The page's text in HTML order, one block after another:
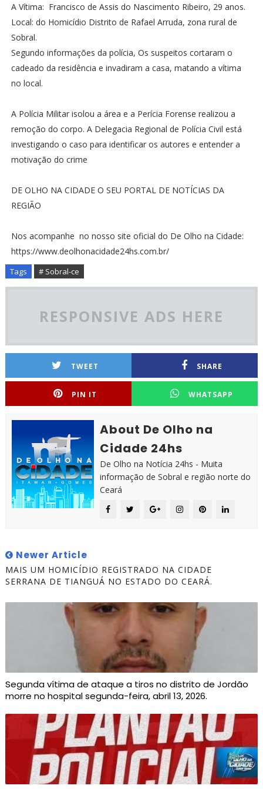
A Vítima: Francisco de Assis do Nascimento Ribeiro, 29 anos.
Local: do Homicídio Distrito de Rafael Arruda, zona rural de
Sobral.
Segundo informações da polícia, Os suspeitos cortaram o
cadeado da residência e invadiram a casa, matando a vítima
no local.
A Polícia Militar isolou a área e a Perícia Forense realizou a
remoção do corpo. A Delegacia Regional de Polícia Civil está
investigando o caso para identificar os autores e entender a
motivação do crime
DE OLHO NA CIDADE O SEU PORTAL DE NOTÍCIAS DA
REGIÃO
Nos acompanhe no nosso site oficial do De Olho na Cidade:
https://www.deolhonacidade24hs.com.br/
Tags # Sobral-ce
RESPONSIVE ADS HERE
TWEET SHARE
PIN IT WHATSAPP
About De Olho na
Cidade 24hs
De Olho na Notícia 24hs - Muita
informação de Sobral e região norte do
Ceará
Newer Article
MAIS UM HOMICÍDIO REGISTRADO NA CIDADE
SERRANA DE TIANGUÁ NO ESTADO DO CEARÁ.
Segunda vítima de ataque a tiros no distrito de Jordão
morre no hospital segunda-feira, abril 13, 2026.